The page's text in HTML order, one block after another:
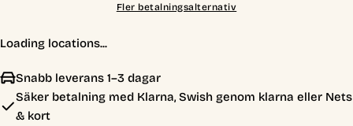
Fler betalningsalternativ
Loading locations...
Snabb leverans 1–3 dagar
Säker betalning med Klarna, Swish genom klarna eller Nets
& kort